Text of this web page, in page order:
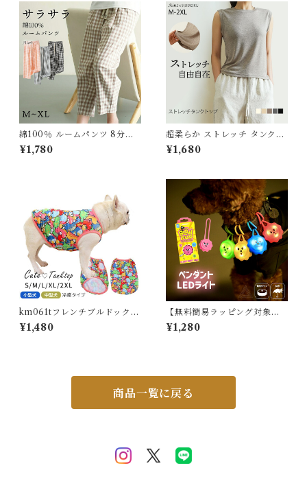
ジャー マチ 広い カワイイ 可
愛い アヒル ふわふわ レディー
ス プレゼント ベージュ イエロ
ー ピンク ブルー G284
人気 カラフル ドッグウェア ペ
ットウェア 【イチオシ！】パ
ピー服 パピー 子犬 仔犬
綿100％ ルームパンツ 8分丈
チェック柄 パジャマ 快適 部屋
着 ポケット付き 八分丈 ルーム
い 綿 コットン 5687234 スイ
モク 【水沐良品】
¥1,780
超柔らか ストレッチ タンクト
ップ インナー レディース トッ
プス ノースリーブ シンプル 肌
ブラック ホワイト 5624321
スイモク【水沐良品】
¥1,680
km061tフレンチブルドック
犬服 冷感 ひんやり クールウェ
ア 夏服 春 夏 タンクトップ 可
ペット服 かわいい服 おしゃれ
ダックス 袖なし 子犬 服 柄K
¥1,480
【無料簡易ラッピング対象】
犬用 LED ライト 光 スマイル
軽量 防水 ボタン電池 明るい
大型犬 リードライト 点灯 点滅
事故防止 安全グッズ LR9955
¥1,280
商品一覧に戻る